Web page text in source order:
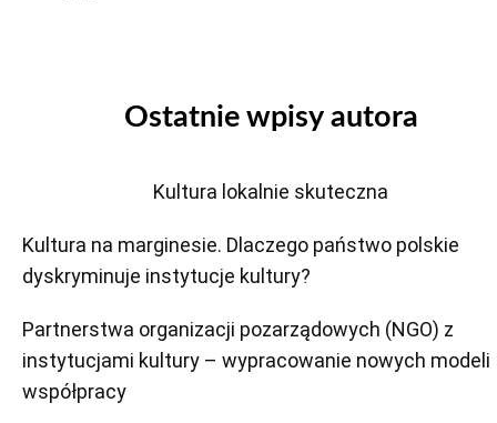
Ostatnie wpisy autora
Kultura lokalnie skuteczna
Kultura na marginesie. Dlaczego państwo polskie
dyskryminuje instytucje kultury?
Partnerstwa organizacji pozarządowych (NGO) z
instytucjami kultury – wypracowanie nowych modeli
współpracy